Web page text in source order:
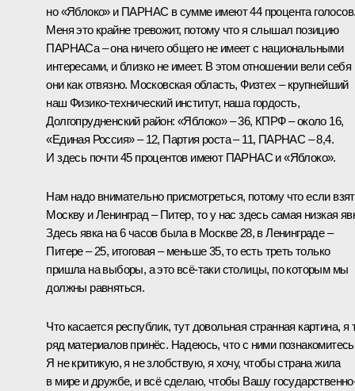
но «Яблоко» и ПАРНАС в сумме имеют 44 процента
Меня это крайне тревожит, потому что я слышал позицию
ПАРНАСа – она ничего общего не имеет с национальными
интересами, и близко не имеет. В этом отношении вели себя
они как отвязно. Московская область, Физтех – крупнейший
наш Физико-технический институт, наша гордость,
Долгопрудненский район: «Яблоко» – 36, КПРФ – около 16,
«Единая Россия» – 12, Партия роста – 11, ПАРНАС – 8,4.
И здесь почти 45 процентов имеют ПАРНАС и «Яблоко».
Нам надо внимательно присмотреться, потому что если
Москву и Ленинград – Питер, то у нас здесь самая низкая
Здесь явка на 6 часов была в Москве 28, в Ленинграде –
Питере – 25, итоговая – меньше 35, то есть треть только
пришла на выборы, а это всё‑таки столицы, по которым мы
должны равняться.
Что касается республик, тут довольная странная картина, я
ряд материалов принёс. Надеюсь, что с ними
Я не критикую, я не злобствую, я хочу, чтобы страна жила
в мире и дружбе, и всё сделаю, чтобы Вашу